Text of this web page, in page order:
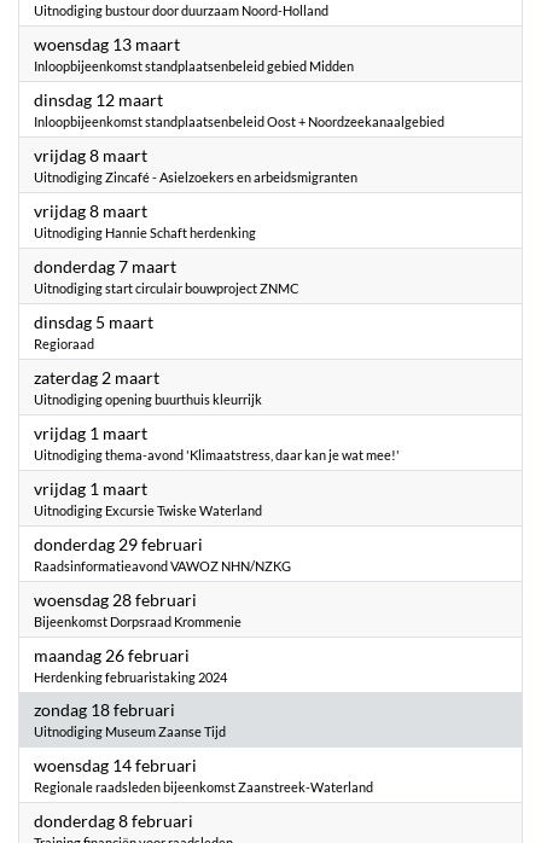
Uitnodiging bustour door duurzaam Noord-Holland
woensdag 13 maart2024
Inloopbijeenkomst standplaatsenbeleid gebied Midden
dinsdag 12 maart2024
Inloopbijeenkomst standplaatsenbeleid Oost + Noordzeekanaalgebied
vrijdag 8 maart2024
Uitnodiging Zincafé - Asielzoekers en arbeidsmigranten
vrijdag 8 maart2024
Uitnodiging Hannie Schaft herdenking
donderdag 7 maart2024
Uitnodiging start circulair bouwproject ZNMC
dinsdag 5 maart2024
Regioraad
zaterdag 2 maart2024
Uitnodiging opening buurthuis kleurrijk
vrijdag 1 maart2024
Uitnodiging thema-avond 'Klimaatstress, daar kan je wat mee!'
vrijdag 1 maart2024
Uitnodiging Excursie Twiske Waterland
donderdag 29 februari
Raadsinformatieavond VAWOZ NHN/NZKG
woensdag 28 februari
Bijeenkomst Dorpsraad Krommenie
maandag 26 februari
Herdenking februaristaking 2024
zondag 18 februari
Uitnodiging Museum Zaanse Tijd
woensdag 14 februari
Regionale raadsleden bijeenkomst Zaanstreek-Waterland
donderdag 8 februari